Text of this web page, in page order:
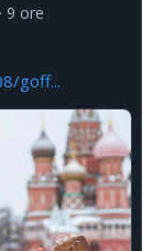
9 ore
goff...